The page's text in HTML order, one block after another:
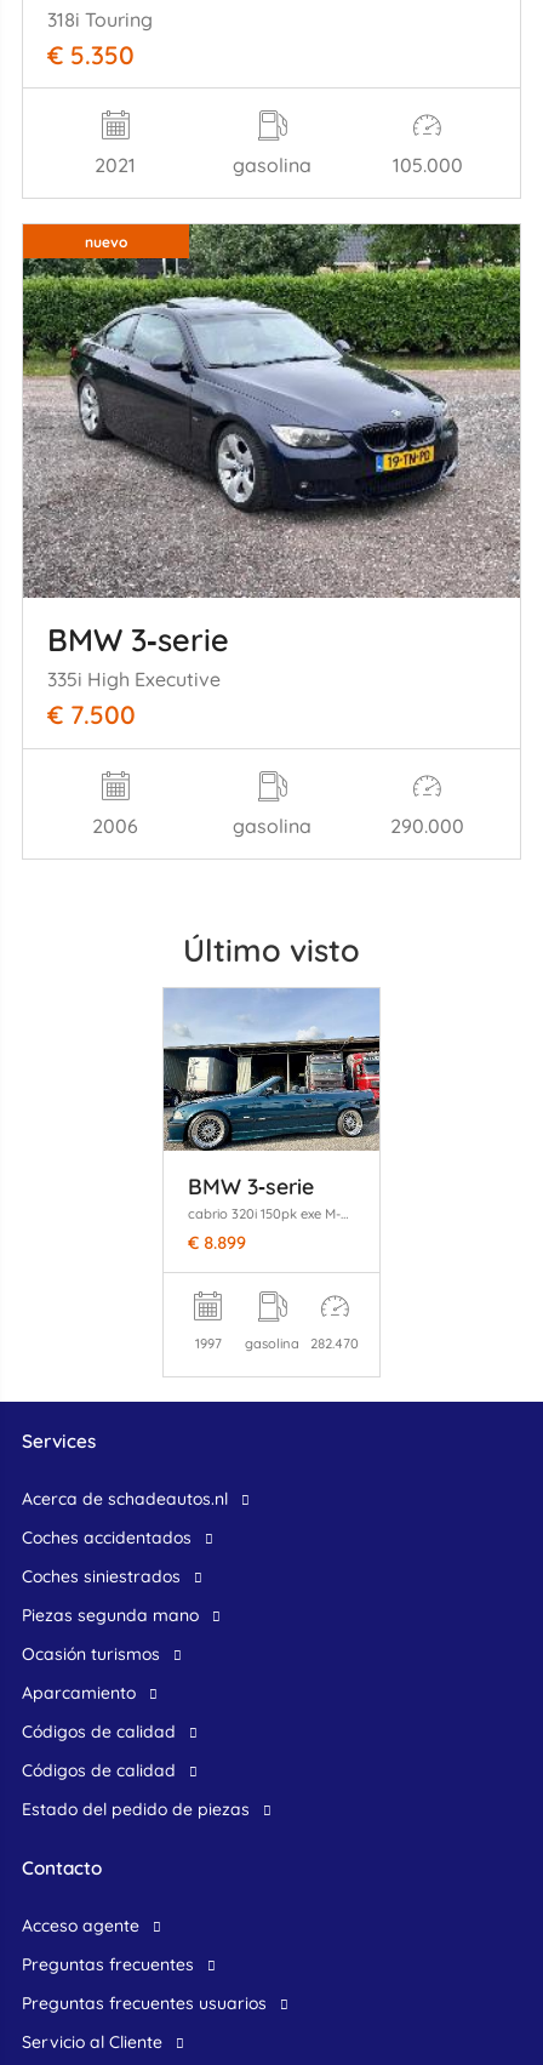
318i Touring
€ 5.350
2021 gasolina 105.000
nuevo
BMW 3‑serie
335i High Executive
€ 7.500
2006 gasolina 290.000
Último visto
BMW 3‑serie
cabrio 320i 150pk exe M-Sport individual - hardtop - 17 inch bbs breedset - verlaagd - clima - leer - boston grün
€ 8.899
1997 gasolina 282.470
Services
Acerca de schadeautos.nl
Coches accidentados
Coches siniestrados
Piezas segunda mano
ocasión turismos
Aparcamiento
Códigos de calidad
Códigos de calidad
Estado del pedido de piezas
Contacto
acceso agente
preguntas frecuentes
preguntas frecuentes usuarios
Servicio al Cliente